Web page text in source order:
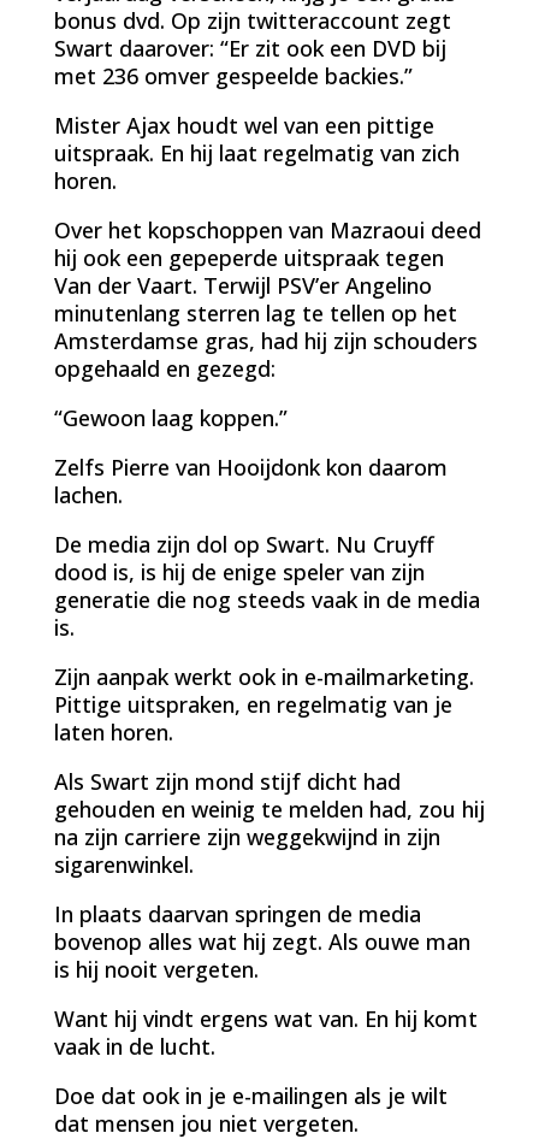
bonus dvd. Op zijn twitteraccount zegt
Swart daarover: “Er zit ook een DVD bij
met 236 omver gespeelde backies.”
Mister Ajax houdt wel van een pittige
uitspraak. En hij laat regelmatig van zich
horen.
Over het kopschoppen van Mazraoui deed
hij ook een gepeperde uitspraak tegen
Van der Vaart. Terwijl PSV’er Angelino
minutenlang sterren lag te tellen op het
Amsterdamse gras, had hij zijn schouders
opgehaald en gezegd:
“Gewoon laag koppen.”
Zelfs Pierre van Hooijdonk kon daarom
lachen.
De media zijn dol op Swart. Nu Cruyff
dood is, is hij de enige speler van zijn
generatie die nog steeds vaak in de media
is.
Zijn aanpak werkt ook in e-mailmarketing.
Pittige uitspraken, en regelmatig van je
laten horen.
Als Swart zijn mond stijf dicht had
gehouden en weinig te melden had, zou hij
na zijn carriere zijn weggekwijnd in zijn
sigarenwinkel.
In plaats daarvan springen de media
bovenop alles wat hij zegt. Als ouwe man
is hij nooit vergeten.
Want hij vindt ergens wat van. En hij komt
vaak in de lucht.
Doe dat ook in je e-mailingen als je wilt
dat mensen jou niet vergeten.